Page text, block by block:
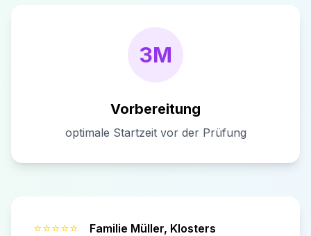
3M
Vorbereitung
optimale Startzeit vor der Prüfung
⭐⭐⭐⭐⭐ Familie Müller, Klosters